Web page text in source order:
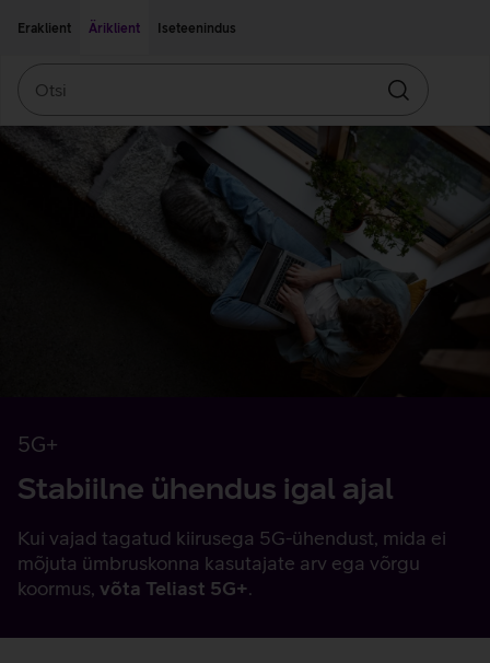
Eraklient
Äriklient Iseteenindus
Otsin
5G+
Stabiilne ühendus igal ajal
Kui vajad tagatud kiirusega 5G-ühendust, mida ei
mõjuta ümbruskonna kasutajate arv ega võrgu
koormus, võta Teliast 5G+.